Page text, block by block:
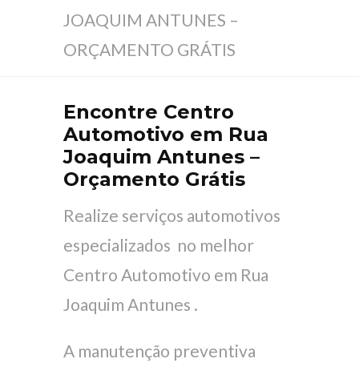
JOAQUIM ANTUNES –
ORÇAMENTO GRÁTIS
Encontre Centro
Automotivo em Rua
Joaquim Antunes –
Orçamento Grátis
Realize serviços automotivos
especializados no melhor
Centro Automotivo em Rua
Joaquim Antunes .
A manutenção preventiva